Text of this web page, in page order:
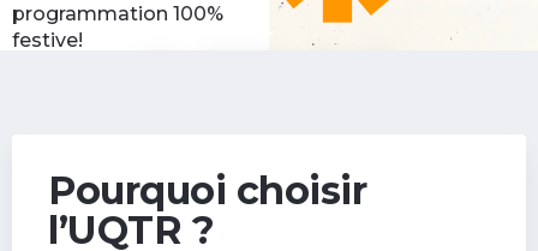
programmation 100%
festive!
Pourquoi choisir
l’UQTR ?